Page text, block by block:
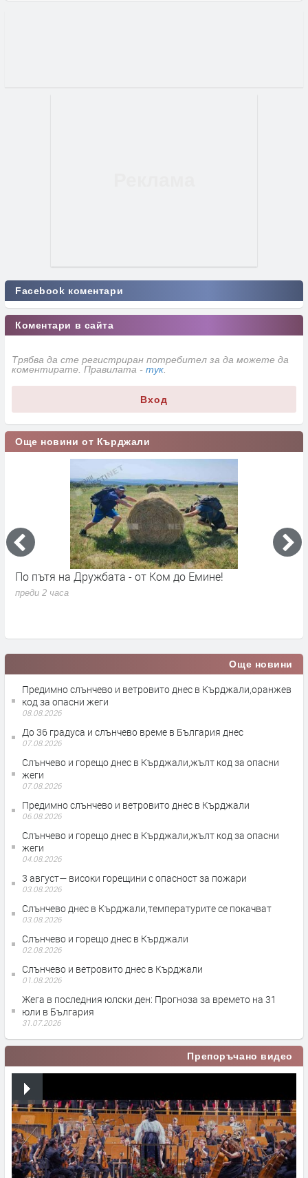
Facebook коментари
Коментари в сайта
Трябва да сте регистриран потребител за да можете да
коментирате. Правилата - тук
Вход
Още новини от Кърджали
По пътя на Дружбата - от Ком до Емине!
преди 2 часа
Още новини
Предимно слънчево и ветровито днес в Кърджали,оранжев
код за опасни жеги
08.08.2026
До 36 градуса и слънчево време в България днес
07.08.2026
Слънчево и горещо днес в Кърджали,жълт код за опасни
жеги
07.08.2026
Предимно слънчево и ветровито днес в Кърджали
06.08.2026
Слънчево и горещо днес в Кърджали,жълт код за опасни
жеги
04.08.2026
3 август— високи горещини с опасност за пожари
03.08.2026
Слънчево днес в Кърджали,температурите се покачват
03.08.2026
Слънчево и горещо днес в Кърджали
02.08.2026
Слънчево и ветровито днес в Кърджали
01.08.2026
Жега в последния юлски ден: Прогноза за времето на 31
юли в България
31.07.2026
Препоръчано видео